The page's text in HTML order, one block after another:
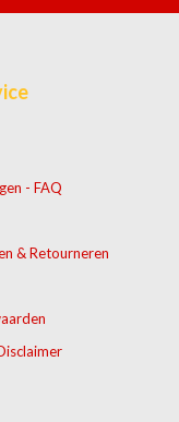
- FAQ
& Retourneren